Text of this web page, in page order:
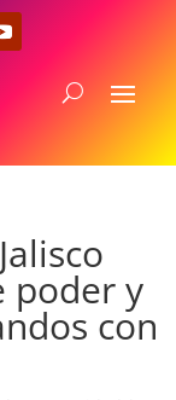
poder y
con